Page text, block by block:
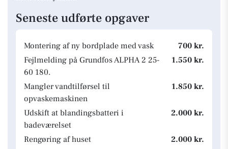
Seneste udførte opgaver
Montering af ny bordplade med vask
700 kr.
Fejlmelding på Grundfos ALPHA 2 25-
60 180.
1.550 kr.
Mangler vandtilførsel til
opvaskemaskinen
1.850 kr.
Udskift at blandingsbatteri i
badeværelset
2.000 kr.
Rengøring af huset
2.000 kr.